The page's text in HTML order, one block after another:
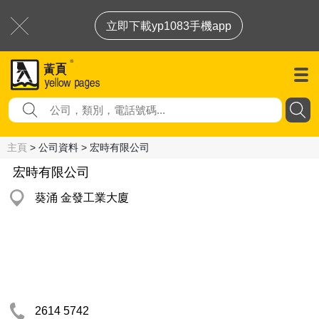
立即下載yp1083手機app
主頁 > 公司資料 > 宏時有限公司
宏時有限公司
葵涌 金發工業大廈
2614 5742